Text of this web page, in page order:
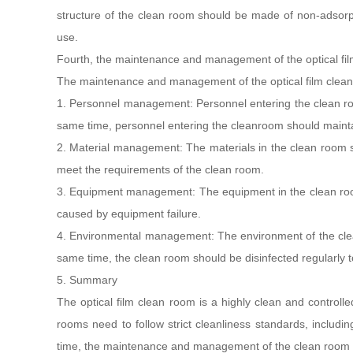
structure of the clean room should be made of non-
use.
Fourth, the maintenance and management of the optical
The maintenance and management of the optical film
1. Personnel management: Personnel entering the clean
same time, personnel entering the cleanroom should
2. Material management: The materials in the clean
meet the requirements of the clean room.
3. Equipment management: The equipment in the clean
caused by equipment failure.
4. Environmental management: The environment of the
same time, the clean room should be disinfected
5. Summary
The optical film clean room is a highly clean and
rooms need to follow strict cleanliness standards,
time, the maintenance and management of the clean